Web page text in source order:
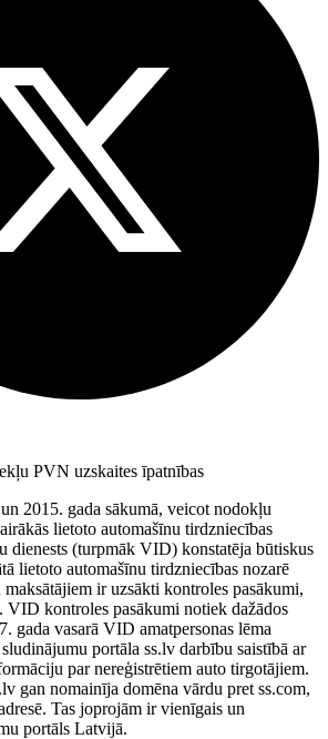
2015. gada sākumā, veicot nodokļu
lietoto automašīnu tirdzniecības
dienests (turpmāk VID) konstatēja būtiskus
lietoto automašīnu tirdzniecības nozarē
ir uzsākti kontroles pasākumi,
VID kontroles pasākumi notiek dažādos
gada vasarā VID amatpersonas lēma
portāla ss.lv darbību saistībā ar
par nereģistrētiem auto tirgotājiem.
gan nomainīja domēna vārdu pret ss.com,
Tas joprojām ir vienīgais un
portāls Latvijā.